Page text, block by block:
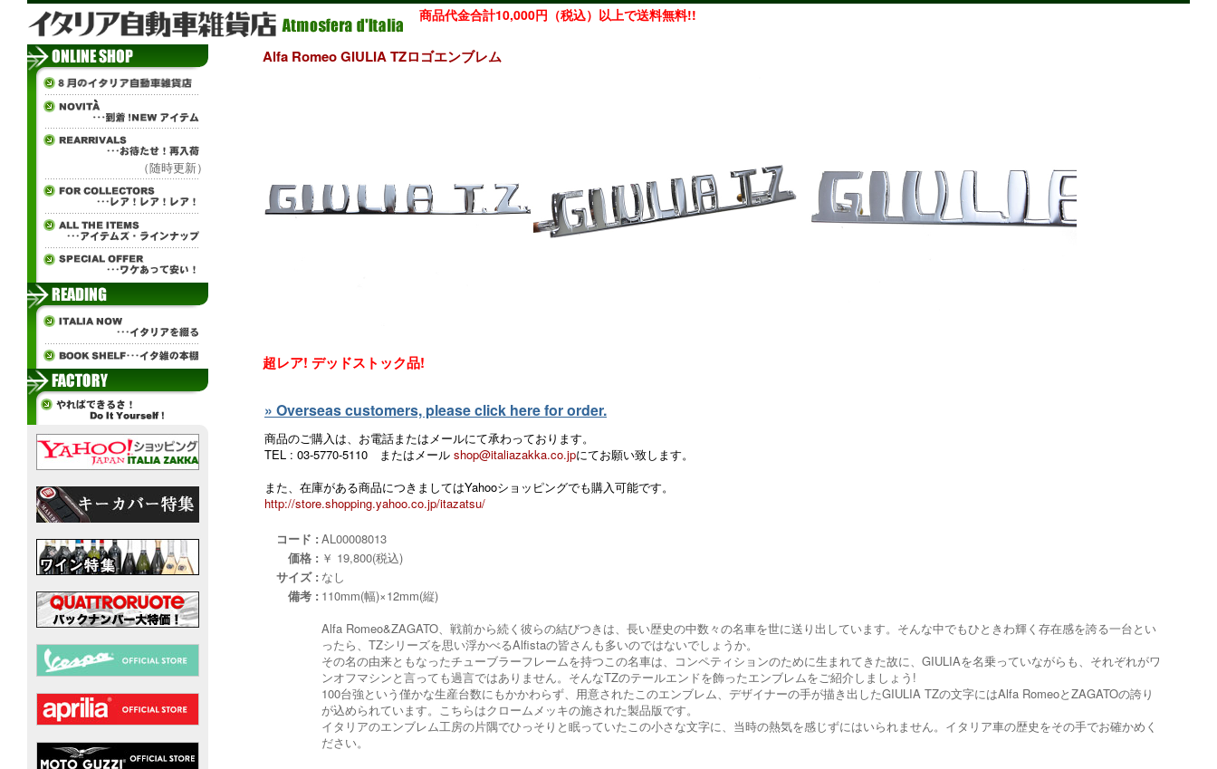
商品代金合計10,000円（税込）以上で送料無料!!
（随時更新）
Alfa Romeo GIULIA TZロゴエンブレム
超レア! デッドストック品!
» Overseas customers, please click here for order.
商品のご購入は、お電話またはメールにて承わっております。
TEL : 03-5770-5110 またはメール shop@italiazakka.co.jpにてお願い致します。
また、在庫がある商品につきましてはYahooショッピングでも購入可能です。
http://store.shopping.yahoo.co.jp/itazatsu/
コード : AL00008013
価格 : ￥ 19,800(税込)
サイズ : なし
備考 : 110mm(幅)×12mm(縦)
Alfa Romeo&ZAGATO、戦前から続く彼らの結びつきは、長い歴史の中数々の名車を世に送り出しています。そんな中でもひときわ輝く存在感を誇る一台とい
ったら、TZシリーズを思い浮かべるAlfistaの皆さんも多いのではないでしょうか。
その名の由来ともなったチューブラーフレームを持つこの名車は、コンペティションのために生まれてきた故に、GIULIAを名乗っていながらも、それぞれがワ
ンオフマシンと言っても過言ではありません。そんなTZのテールエンドを飾ったエンブレムをご紹介しましょう!
100台強という僅かな生産台数にもかかわらず、用意されたこのエンブレム、デザイナーの手が描き出したGIULIA TZの文字にはAlfa RomeoとZAGATOの誇り
が込められています。こちらはクロームメッキの施された製品版です。
イタリアのエンブレム工房の片隅でひっそりと眠っていたこの小さな文字に、当時の熱気を感じずにはいられません。イタリア車の歴史をその手でお確かめく
ださい。